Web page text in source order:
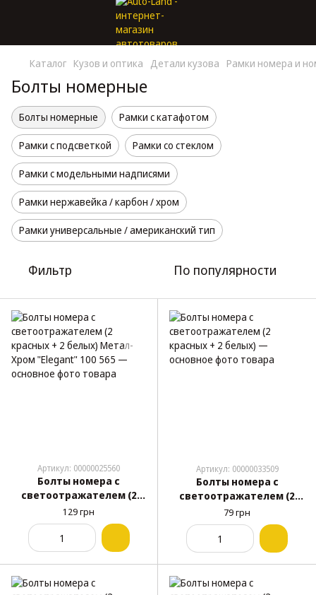
Каталог Кузов и оптика Детали кузова Рамки номера и
Болты номерные
Болты номерные Рамки с катафотом
Рамки с подсветкой Рамки со стеклом
Рамки с модельными надписями
Рамки нержавейка / карбон / хром
Рамки универсальные / американский тип
Фильтр По популярности
Артикул: 00000025560
Болты номера с
светоотражателем (2
красных + 2 белых)
Метал-Хром "Elegant" 100
129 грн
Артикул: 00000033509
Болты номера с
светоотражателем (2
красных + 2 белых)
79 грн